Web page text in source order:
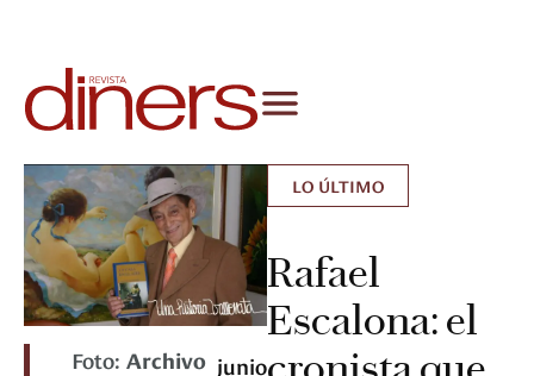
Foto:Archivo junio
LO ÚLTIMO
Rafael
Escalona: el